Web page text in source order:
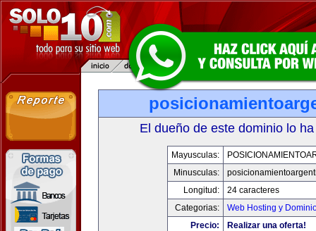
El dueño de este dominio lo
Mayusculas:
Minusculas:
Longitud:
24 caracteres
Categorias:
Web Hosting y
Precio:
Realizar una oferta!